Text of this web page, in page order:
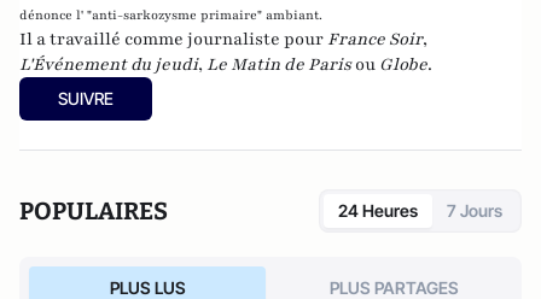
dénonce l' "anti-sarkozysme primaire" ambiant.
Il a travaillé comme journaliste pour France Soir,
L'Événement du jeudi, Le Matin de Parisou Globe.
SUIVRE
POPULAIRES 24 Heures 7 Jours
PLUS LUS PLUS PARTAGES